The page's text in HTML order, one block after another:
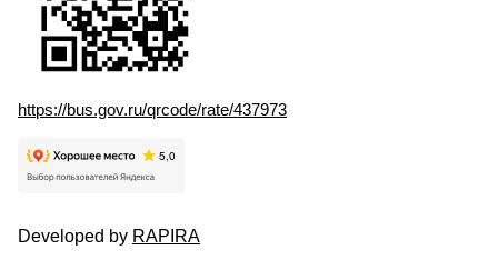
https://bus.gov.ru/qrcode/rate/437973
Developed by RAPIRA